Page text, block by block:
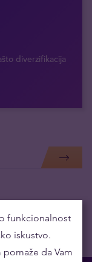
diverzifikacija
funkcionalnost
iskustvo.
da Vam